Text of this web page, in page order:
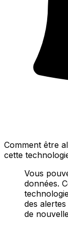
Comment être
cette
Vous
données.
des
de